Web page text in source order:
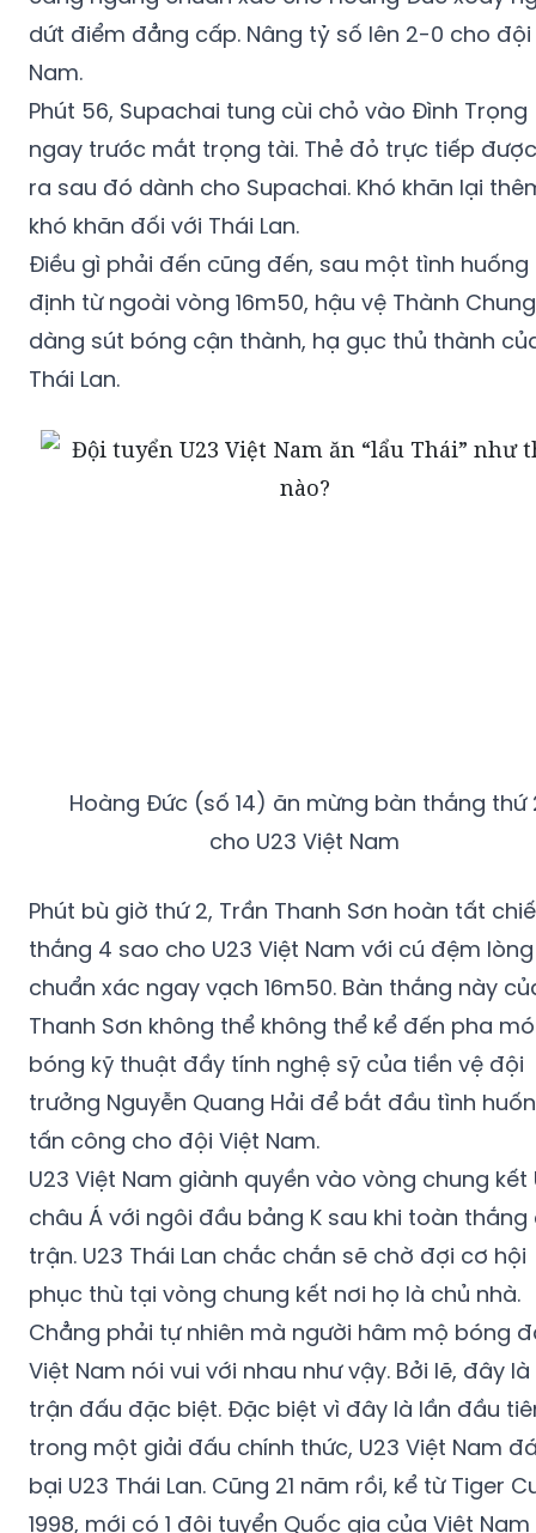
dứt điểm đẳng cấp. Nâng tỷ số lên 2-0 cho đội
Nam.
Phút 56, Supachai tung cùi chỏ vào Đình Trọng
ngay trước mắt trọng tài. Thẻ đỏ trực tiếp
ra sau đó dành cho Supachai. Khó khăn lại
khó khăn đối với Thái Lan.
Điều gì phải đến cũng đến, sau một tình huống
định từ ngoài vòng 16m50, hậu vệ Thành
dàng sút bóng cận thành, hạ gục thủ thành
Thái Lan.
Hoàng Đức (số 14) ăn mừng bàn thắng thứ
cho U23 Việt Nam
Phút bù giờ thứ 2, Trần Thanh Sơn hoàn tất
thắng 4 sao cho U23 Việt Nam với cú đệm lòng
chuẩn xác ngay vạch 16m50. Bàn thắng này
Thanh Sơn không thể không thể kể đến pha
bóng kỹ thuật đầy tính nghệ sỹ của tiền vệ đội
trưởng Nguyễn Quang Hải để bắt đầu tình
tấn công cho đội Việt Nam.
U23 Việt Nam giành quyền vào vòng chung kết
châu Á với ngôi đầu bảng K sau khi toàn thắng
trận. U23 Thái Lan chắc chắn sẽ chờ đợi cơ hội
phục thù tại vòng chung kết nơi họ là chủ nhà.
Chẳng phải tự nhiên mà người hâm mộ bóng
Việt Nam nói vui với nhau như vậy. Bởi lẽ, đây
trận đấu đặc biệt. Đặc biệt vì đây là lần đầu
trong một giải đấu chính thức, U23 Việt Nam
bại U23 Thái Lan. Cũng 21 năm rồi, kể từ Tiger
1998, mới có 1 đội tuyển Quốc gia của Việt Nam